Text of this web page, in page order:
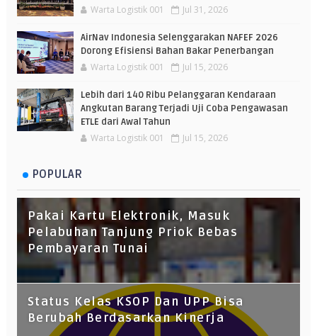
Warta Logistik 001 Jul 31, 2026
AirNav Indonesia Selenggarakan NAFEF 2026
Dorong Efisiensi Bahan Bakar Penerbangan
Warta Logistik 001 Jul 15, 2026
Lebih dari 140 Ribu Pelanggaran Kendaraan
Angkutan Barang Terjadi Uji Coba Pengawasan
ETLE dari Awal Tahun
Warta Logistik 001 Jul 15, 2026
POPULAR
Pakai Kartu Elektronik, Masuk
Pelabuhan Tanjung Priok Bebas
Pembayaran Tunai
Status Kelas KSOP Dan UPP Bisa
Berubah Berdasarkan Kinerja